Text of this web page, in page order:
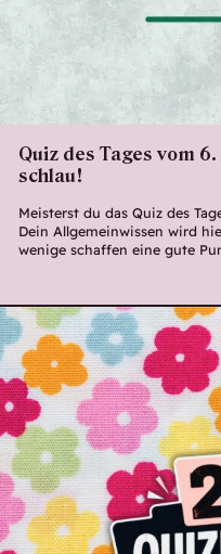
Quiz des Tages vom
schlau!
Meisterst du das Quiz des
Dein Allgemeinwissen wird
wenige schaffen eine gute